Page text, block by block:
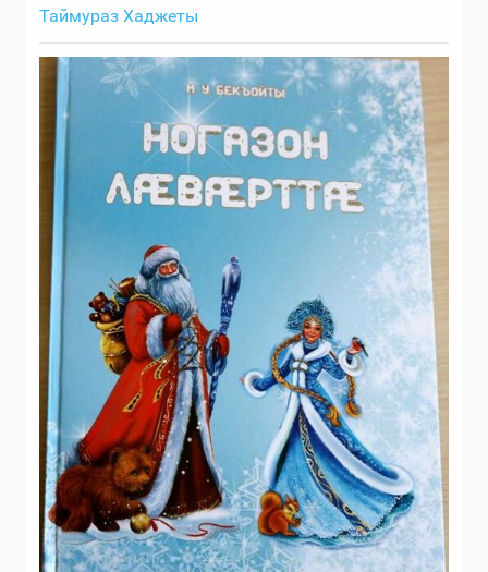
Таймураз Хаджеты